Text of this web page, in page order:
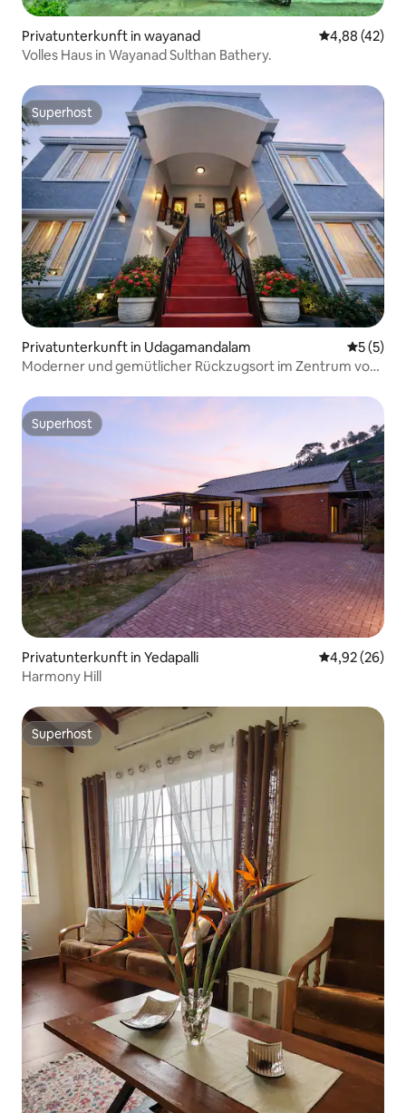
Privatunterkunft in wayanad
4,88 (42)
Volles Haus in Wayanad Sulthan Bathery.
Superhost
Superhost
Privatunterkunft in Udagamandalam
5 (5)
Moderner und gemütlicher Rückzugsort im Zentrum von
Superhost
Superhost
Privatunterkunft in Yedapalli
4,92 (26)
Harmony Hill
Superhost
Superhost